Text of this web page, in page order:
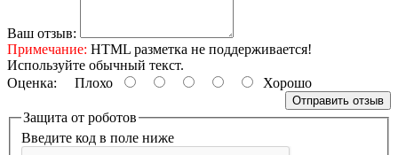
Ваш отзыв:
Примечание: HTML разметка не поддерживается!
Используйте обычный текст.
Оценка: Плохо Хорошо
Отправить отзыв
Защита от роботов
Введите код в поле ниже